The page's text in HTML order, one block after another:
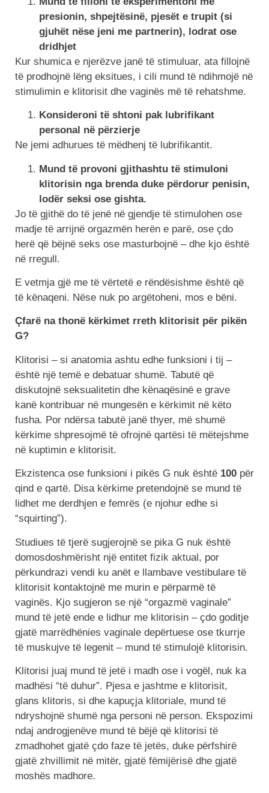
presionin, shpejtësinë, pjesët e trupit (si
gjuhët nëse jeni me partnerin), lodrat ose
dridhjet
Kur shumica e njerëzve janë të stimuluar, ata fillojnë
të prodhojnë lëng eksitues, i cili mund të ndihmojë në
stimulimin e klitorisit dhe vaginës më të rehatshme.
Konsideroni të shtoni pak lubrifikant
personal në përzierje
Ne jemi adhurues të mëdhenj të lubrifikantit.
Mund të provoni gjithashtu të stimuloni
klitorisin nga brenda duke përdorur penisin,
lodër seksi ose gishta.
Jo të gjithë do të jenë në gjendje të stimulohen ose
madje të arrijnë orgazmën herën e parë, ose çdo
herë që bëjnë seks ose masturbojnë – dhe kjo është
në rregull.
E vetmja gjë me të vërtetë e rëndësishme është që
të kënaqeni. Nëse nuk po argëtoheni, mos e bëni.
Çfarë na thonë kërkimet rreth klitorisit për pikën
G?
Klitorisi – si anatomia ashtu edhe funksioni i tij –
është një temë e debatuar shumë. Tabutë që
diskutojnë seksualitetin dhe kënaqësinë e grave
kanë kontribuar në mungesën e kërkimit në këto
fusha. Por ndërsa tabutë janë thyer, më shumë
kërkime shpresojmë të ofrojnë qartësi të mëtejshme
në kuptimin e klitorisit.
Ekzistenca ose funksioni i pikës G nuk është 100 për
qind e qartë. Disa kërkime pretendojnë se mund të
lidhet me derdhjen e femrës (e njohur edhe si
“squirting”).
Studiues të tjerë sugjerojnë se pika G nuk është
domosdoshmërisht një entitet fizik aktual, por
përkundrazi vendi ku anët e llambave vestibulare të
klitorisit kontaktojnë me murin e përparmë të
vaginës. Kjo sugjeron se një “orgazmë vaginale”
mund të jetë ende e lidhur me klitorisin – çdo goditje
gjatë marrëdhënies vaginale depërtuese ose tkurrje
të muskujve të legenit – mund të stimulojë klitorisin.
Klitorisi juaj mund të jetë i madh ose i vogël, nuk ka
madhësi “të duhur”. Pjesa e jashtme e klitorisit,
glans klitoris, si dhe kapuçja klitoriale, mund të
ndryshojnë shumë nga personi në person. Ekspozimi
ndaj androgjenëve mund të bëjë që klitorisi të
zmadhohet gjatë çdo faze të jetës, duke përfshirë
gjatë zhvillimit në mitër, gjatë fëmijërisë dhe gjatë
moshës madhore.